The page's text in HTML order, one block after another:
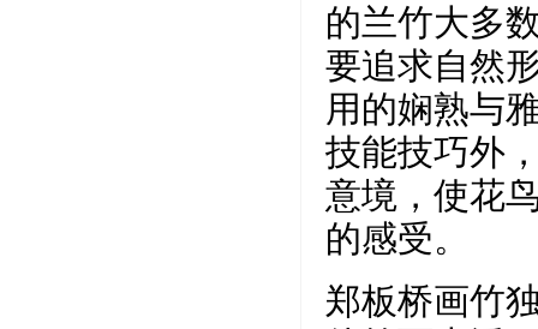
的兰竹大多
要追求自然
用的娴熟与
技能技巧外
意境，使花
的感受。
郑板桥画竹